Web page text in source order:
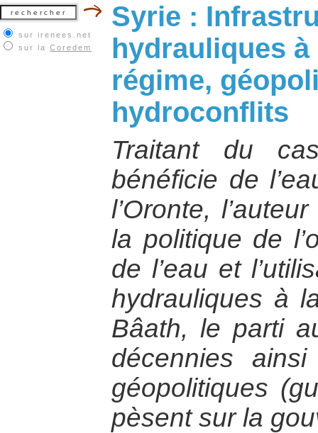
sur irenees.net
sur la Coredem
Syrie :
hydrauliques
régime,
hydroconflits
Traitant du
bénéficie de
l’Oronte,
la politique de
de l’eau et
hydrauliques à
Bâath, le parti
décennies
géopolitiques
pèsent sur la